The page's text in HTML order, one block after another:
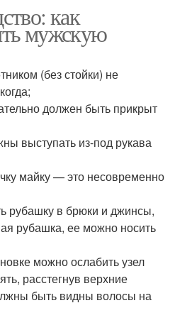
как
мужскую
(без стойки) не
должен быть прикрыт
выступать из-под рукава
майку — это несовременно
рубашку в брюки и джинсы,
рубашка, ее можно носить
можно ослабить узел
расстегнув верхние
быть видны волосы на